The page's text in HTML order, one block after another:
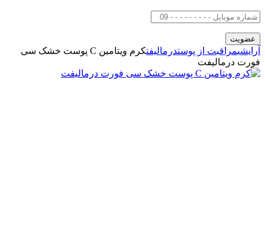
آرایشیمراقبت از پوستدرمالیفت
کرم ویتامین C پوست خشک سی
فورت درمالیفت